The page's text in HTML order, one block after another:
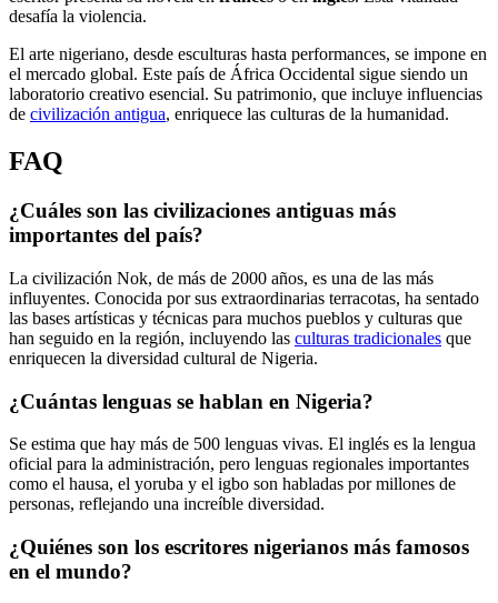
desafía la violencia.
El arte nigeriano, desde esculturas hasta performances, se impone en
el mercado global. Este país de África Occidental sigue siendo un
laboratorio creativo esencial. Su patrimonio, que incluye influencias
de civilización antigua, enriquece las culturas de la humanidad.
FAQ
¿Cuáles son las civilizaciones antiguas más
importantes del país?
La civilización Nok, de más de 2000 años, es una de las más
influyentes. Conocida por sus extraordinarias terracotas, ha sentado
las bases artísticas y técnicas para muchos pueblos y culturas que
han seguido en la región, incluyendo las culturas tradicionales que
enriquecen la diversidad cultural de Nigeria.
¿Cuántas lenguas se hablan en Nigeria?
Se estima que hay más de 500 lenguas vivas. El inglés es la lengua
oficial para la administración, pero lenguas regionales importantes
como el hausa, el yoruba y el igbo son habladas por millones de
personas, reflejando una increíble diversidad.
¿Quiénes son los escritores nigerianos más famosos
en el mundo?